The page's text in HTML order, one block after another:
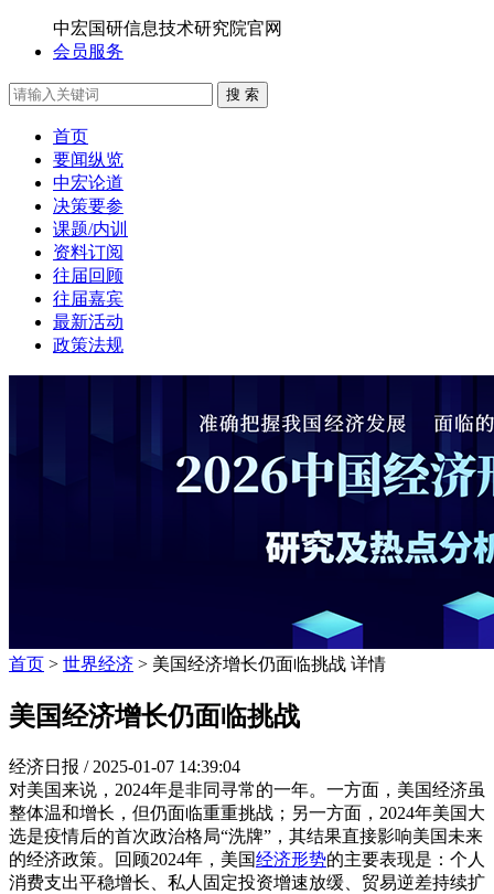
中宏国研信息技术研究院官网
会员服务
搜 索
首页
要闻纵览
中宏论道
决策要参
课题/内训
资料订阅
往届回顾
往届嘉宾
最新活动
政策法规
首页 > 世界经济 > 美国经济增长仍面临挑战 详情
美国经济增长仍面临挑战
经济日报 / 2025-01-07 14:39:04
对美国来说，2024年是非同寻常的一年。一方面，美国经济虽
整体温和增长，但仍面临重重挑战；另一方面，2024年美国大
选是疫情后的首次政治格局“洗牌”，其结果直接影响美国未来
的经济政策。回顾2024年，美国经济形势的主要表现是：个人
消费支出平稳增长、私人固定投资增速放缓、贸易逆差持续扩